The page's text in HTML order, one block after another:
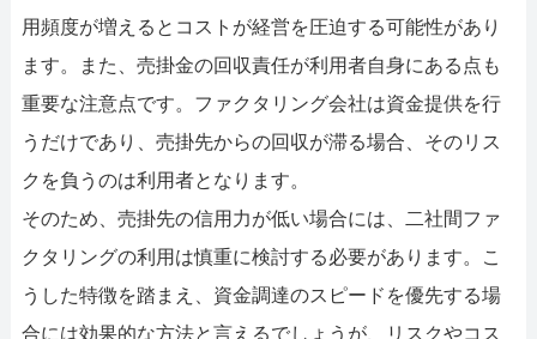
用頻度が増えるとコストが経営を圧迫する可能性があり
ます。また、売掛金の回収責任が利用者自身にある点も
重要な注意点です。ファクタリング会社は資金提供を行
うだけであり、売掛先からの回収が滞る場合、そのリス
クを負うのは利用者となります。
そのため、売掛先の信用力が低い場合には、二社間ファ
クタリングの利用は慎重に検討する必要があります。こ
うした特徴を踏まえ、資金調達のスピードを優先する場
合には効果的な方法と言えるでしょうが、リスクやコス